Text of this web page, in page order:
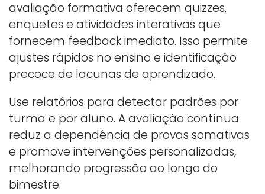
avaliação formativa oferecem quizzes,
enquetes e atividades interativas que
fornecem feedback imediato. Isso permite
ajustes rápidos no ensino e identificação
precoce de lacunas de aprendizado.
Use relatórios para detectar padrões por
turma e por aluno. A avaliação contínua
reduz a dependência de provas somativas
e promove intervenções personalizadas,
melhorando progressão ao longo do
bimestre.